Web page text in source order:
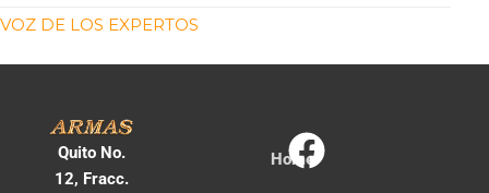
VOZ DE LOS EXPERTOS
Quito No.
12, Fracc.
Home